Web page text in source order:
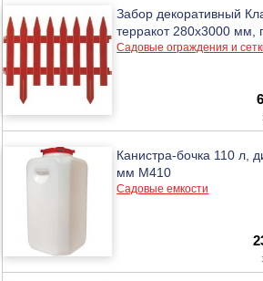
Забор декоративный
терракот 280x3000 мм,
Садовые ограждения и
Канистра-бочка 110 л,
мм М410
Садовые емкости